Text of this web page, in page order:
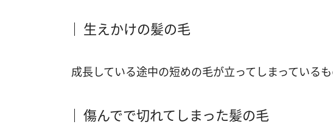
生えかけの髪の毛
成長している途中の短めの毛が立ってしまっているも
傷んでで切れてしまった髪の毛